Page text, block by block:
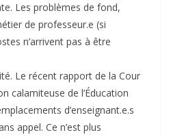
Les problèmes de fond,
de professeur.e (si
n’arrivent pas à être
Le récent rapport de la Cour
calamiteuse de l’Éducation
d’enseignant.e.s
appel. Ce n’est plus